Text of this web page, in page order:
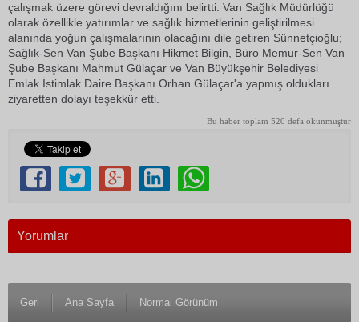
çalışmak üzere görevi devraldığını belirtti. Van Sağlık Müdürlüğü
olarak özellikle yatırımlar ve sağlık hizmetlerinin geliştirilmesi
alanında yoğun çalışmalarının olacağını dile getiren Sünnetçioğlu;
Sağlık-Sen Van Şube Başkanı Hikmet Bilgin, Büro Memur-Sen Van
Şube Başkanı Mahmut Gülaçar ve Van Büyükşehir Belediyesi
Emlak İstimlak Daire Başkanı Orhan Gülaçar'a yapmış oldukları
ziyaretten dolayı teşekkür etti.
Bu haber toplam 520 defa okunmuştur
Yorumlar
Geri Ana Sayfa Normal Görünüm